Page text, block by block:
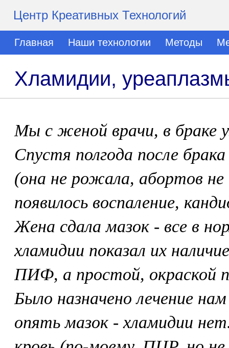
Центр Креативных Технологий
Главная Наши технологии Методы
Хламидии,
Мы с женой врачи, в браке
Спустя полгода после
(она не рожала, абортов не
появилось воспаление,
Жена сдала мазок - все в
хламидии показал их
ПИФ, а простой, окраской
Было назначено лечение
опять мазок - хламидии